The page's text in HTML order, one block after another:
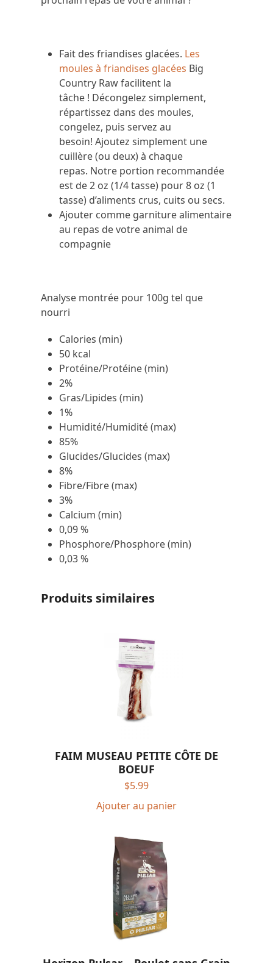
Fait des friandises glacées. Les
moules à friandises glacées Big
Country Raw facilitent la
tâche ! Décongelez simplement,
répartissez dans des moules,
congelez, puis servez au
besoin! Ajoutez simplement une
cuillère (ou deux) à chaque
repas. Notre portion recommandée
est de 2 oz (1/4 tasse) pour 8 oz (1
tasse) d’aliments crus, cuits ou secs.
Ajouter comme garniture alimentaire
au repas de votre animal de
compagnie
Analyse montrée pour 100g tel que
nourri
Calories (min)
50 kcal
Protéine/Protéine (min)
2%
Gras/Lipides (min)
1%
Humidité/Humidité (max)
85%
Glucides/Glucides (max)
8%
Fibre/Fibre (max)
3%
Calcium (min)
0,09 %
Phosphore/Phosphore (min)
0,03 %
Produits similaires
FAIM MUSEAU PETITE CÔTE DE
BOEUF
$5.99
Ajouter au panier